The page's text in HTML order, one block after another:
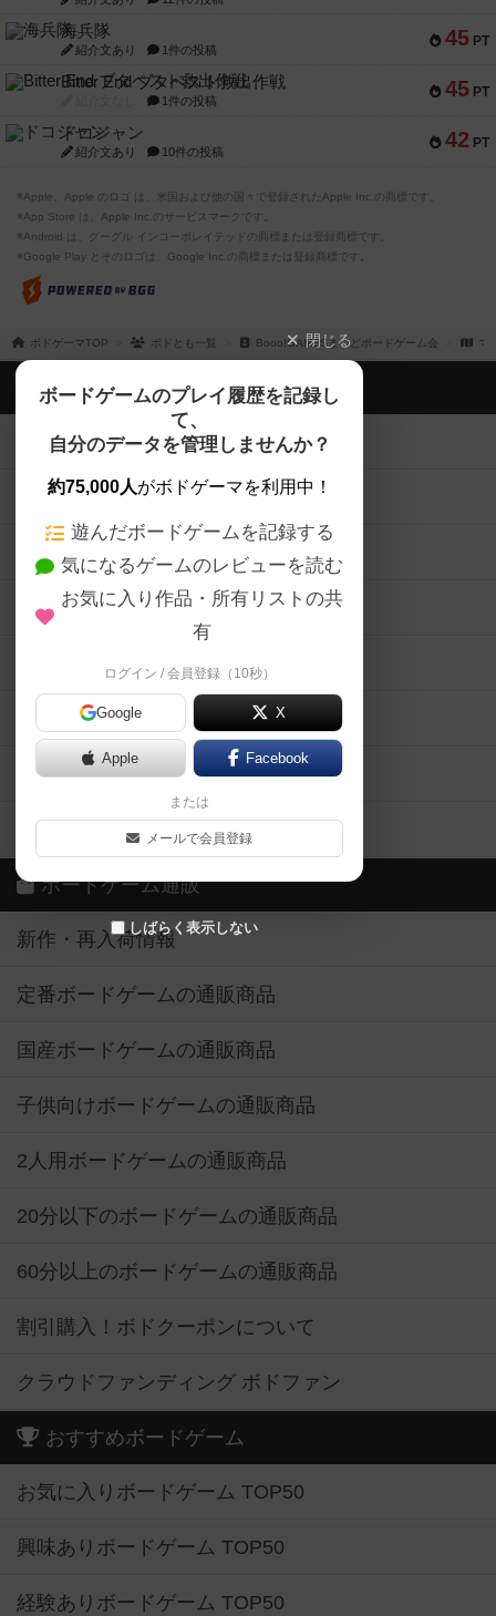
45 PT
海兵隊
紹介文あり 1件の投稿
45 PT
Bitter End ブタペスト救出作戦
1件の投稿
42 PT
ドコジャン
紹介文あり 10件の投稿
※Apple、Apple のロゴ は、米国および他の国々で登録されたApple Inc.の商標です。
※App Store は、Apple Inc.のサービスマークです。
※Android は、グーグル インコーポレイテッドの商標または登録商標です。
※Google Play とそのロゴは、Google Inc.の商標または登録商標です。
ボドゲーマTOP ボドとも一覧 Booo!GAMESまつどボードゲーム会 マ
閉じる
ボードゲームのプレイ履歴を記録し
て、
自分のデータを管理しませんか？
約75,000人がボドゲーマを利用中！
遊んだボードゲームを記録する
気になるゲームのレビューを読む
お気に入り作品・所有リストの共
有
ログイン / 会員登録（10秒）
Google X
Apple Facebook
または
メールで会員登録
しばらく表示しない
ボドゲーマTOP
ボードゲームを検索する
ボードゲームの新着レビュー
ボードゲーム会情報
メカニクス特集
掲示板・トピックス
ボドとも・会員一覧
ボードゲーム業界コラム
ボドゲーマご利用案内
ボードゲーム通販
新作・再入荷情報
定番ボードゲームの通販商品
国産ボードゲームの通販商品
子供向けボードゲームの通販商品
2人用ボードゲームの通販商品
20分以下のボードゲームの通販商品
60分以上のボードゲームの通販商品
割引購入！ボドクーポンについて
クラウドファンディング ボドファン
おすすめボードゲーム
お気に入りボードゲーム TOP50
興味ありボードゲーム TOP50
経験ありボードゲーム TOP50